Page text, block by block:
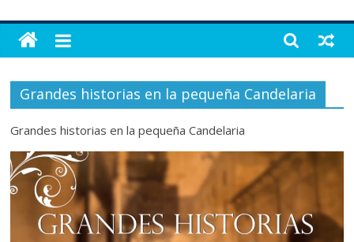
Artículo
20
Portal
laboratorio
de
periodismo
digital
Politécnico
Grandes historias en la pequeña Candelaria
Grandes historias en la pequeña Candelaria